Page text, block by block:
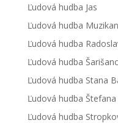
Ľudová hudba Jas
Ľudová hudba
Ľudová hudba
Ľudová hudba
Ľudová hudba Stana
Ľudová hudba Štefana
Ľudová hudba